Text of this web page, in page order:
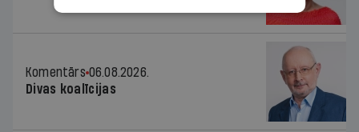
Komentārs 06.08.2026.
Divas koalīcijas